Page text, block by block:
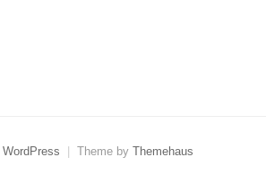
WordPress Theme by Themehaus